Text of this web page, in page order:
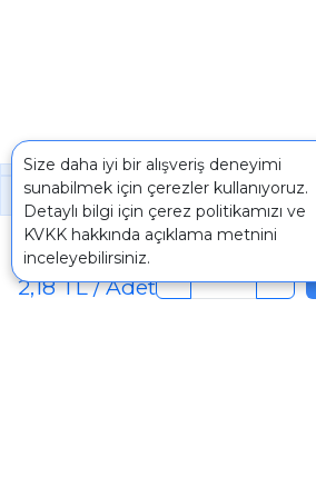
Size daha iyi bir alışveriş deneyimi
sunabilmek için çerezler kullanıyoruz.
Detaylı bilgi için çerez politikamızı ve
KVKK hakkında açıklama metnini
inceleyebilirsiniz.
1000 ₺ Üstünde Bu Üründe
326,25 TL
Paket Fiyatı
2,18 TL / Adet
Paket